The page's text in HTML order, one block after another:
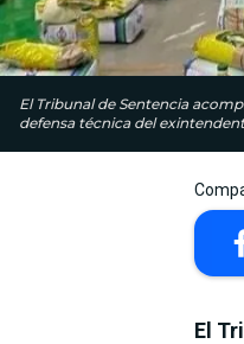
El Tribunal de Sentencia
defensa técnica del
El